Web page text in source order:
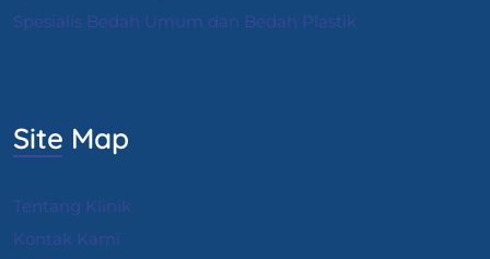
Spesialis Bedah Umum dan Bedah Plastik
Site Map
Tentang Klinik
Kontak Kami